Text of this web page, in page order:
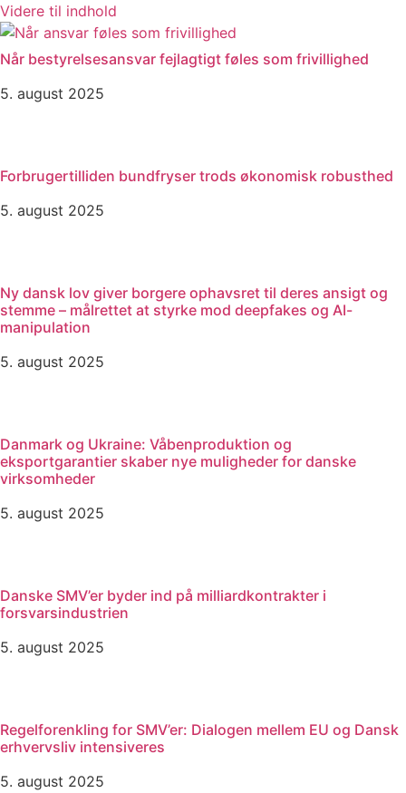
Videre til indhold
Når bestyrelsesansvar fejlagtigt føles som frivillighed
5. august 2025
Forbrugertilliden bundfryser trods økonomisk robusthed
5. august 2025
Ny dansk lov giver borgere ophavsret til deres ansigt og
stemme – målrettet at styrke mod deepfakes og AI-
manipulation
5. august 2025
Danmark og Ukraine: Våbenproduktion og
eksportgarantier skaber nye muligheder for danske
virksomheder
5. august 2025
Danske SMV’er byder ind på milliardkontrakter i
forsvarsindustrien
5. august 2025
Regelforenkling for SMV’er: Dialogen mellem EU og Dansk
erhvervsliv intensiveres
5. august 2025